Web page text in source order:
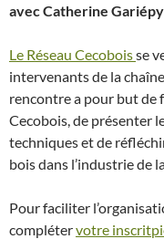
avec Catherine
Le Réseau Cecoboisse
intervenants de la
rencontre a pour but de
Cecobois, de présenter
techniques et de
bois dans l’industrie de
Pour faciliter
complétervotre